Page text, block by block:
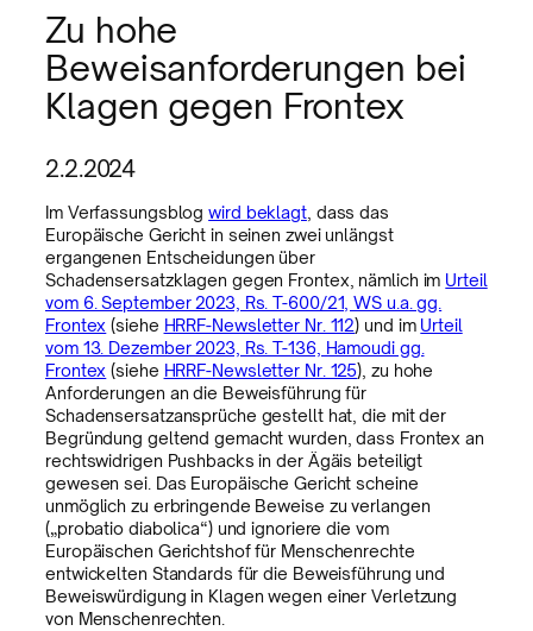
Zu hohe
Beweisanforderungen bei
Klagen gegen Frontex
2.2.2024
Im Verfassungsblogwird beklagt, dass das
Europäische Gericht in seinen zwei unlängst
ergangenen Entscheidungen über
Schadensersatzklagen gegen Frontex, nämlich im Urteil
vom 6. September 2023, Rs. T-600/21, WS u.a. gg.
Frontex (siehe HRRF-Newsletter Nr. 112) und im Urteil
vom 13. Dezember 2023, Rs. T-136, Hamoudi gg.
Frontex (siehe HRRF-Newsletter Nr. 125), zu hohe
Anforderungen an die Beweisführung für
Schadensersatzansprüche gestellt hat, die mit der
Begründung geltend gemacht wurden, dass Frontex an
rechtswidrigen Pushbacks in der Ägäis beteiligt
gewesen sei. Das Europäische Gericht scheine
unmöglich zu erbringende Beweise zu verlangen
(„probatio diabolica“) und ignoriere die vom
Europäischen Gerichtshof für Menschenrechte
entwickelten Standards für die Beweisführung und
Beweiswürdigung in Klagen wegen einer Verletzung
von Menschenrechten.